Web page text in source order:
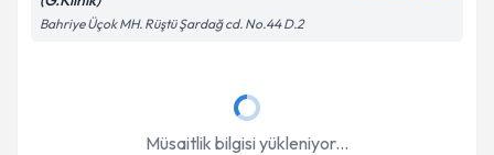
Bahriye Üçok MH. Rüştü Şardağ cd. No.44 D.2
Müsaitlik bilgisi yükleniyor...